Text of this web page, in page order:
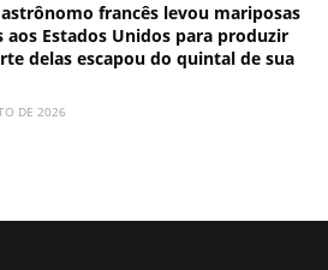
astrônomo francês levou mariposas
aos Estados Unidos para produzir
delas escapou do quintal de sua
DE 2026